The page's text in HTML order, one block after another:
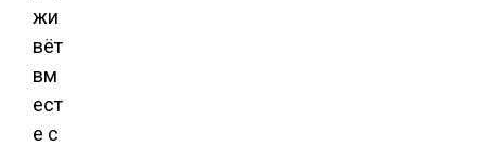
жи
вёт
вм
ест
е с